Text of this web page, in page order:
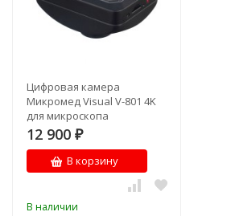
Цифровая камера
Микромед Visual V-801 4K
для микроскопа
12 900 ₽
В корзину
В наличии